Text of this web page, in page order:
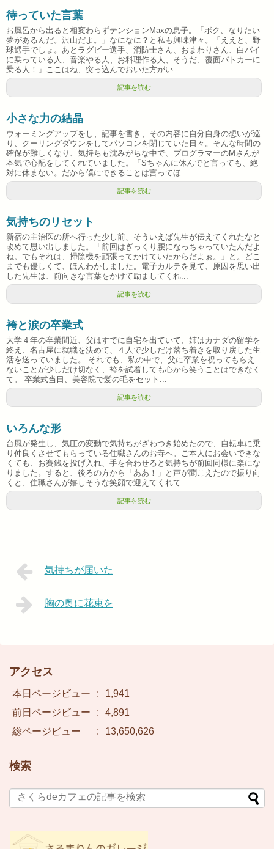
待っていた言葉
お風呂から出ると相変わらずテンションMaxの息子。「ボク、なりたい
夢があるんだ。沢山だよ。」なになに？と私も興味津々。「ええと、野
球選手でしょ。あとラグビー選手、消防士さん、おまわりさん、白バイ
に乗っている人、音楽やる人、お料理作る人、そうだ、覆面パトカーに
乗る人！」ここはね、突っ込んでおいた方がい...
記事を読む
小さな力の結晶
ウォーミングアップをし、記事を書き、その内容に自分自身の想いが巡
り、クーリングダウンをしてパソコンを閉じていた日々。そんな時間の
確保が難しくなり、気持ちも沈みがちな中で、プログラマーのMさんが
本気で心配をしてくれていました。「Sちゃんに休んでと言っても、絶
対に休まない。だから僕にできることは言ってほ...
記事を読む
気持ちのリセット
新宿の主治医の所へ行った少し前、そういえば先生が伝えてくれたなと
改めて思い出しました。「前回はぎっくり腰になっちゃっていたんだよ
ね。でもそれは、掃除機を頑張ってかけていたからだよぉ。」と。どこ
までも優しくて、ほんわかしました。電子カルテを見て、原因を思い出
した先生は、前向きな言葉をかけて励ましてくれ...
記事を読む
袴と涙の卒業式
大学４年の卒業間近、父はすでに自宅を出ていて、姉はカナダの留学を
終え、名古屋に就職を決めて、４人で少しだけ落ち着きを取り戻した生
活を送っていました。 それでも、私の中で、父に卒業を祝ってもらえ
ないことが少しだけ切なく、袴を試着しても心から笑うことはできなく
て。 卒業式当日、美容院で髪の毛をセット...
記事を読む
いろんな形
台風が発生し、気圧の変動で気持ちがざわつき始めたので、自転車に乗
り仲良くさせてもらっている住職さんのお寺へ。ご本人にお会いできな
くても、お賽銭を投げ入れ、手を合わせると気持ちが前回同様に楽にな
りました。すると、後ろの方から「ああ！」と声が聞こえたので振り向
くと、住職さんが嬉しそうな笑顔で迎えてくれて...
記事を読む
気持ちが届いた
胸の奥に花束を
アクセス
本日ページビュー :
1,941
前日ページビュー
:
4,891
総ページビュー
: 13,650,626
検索